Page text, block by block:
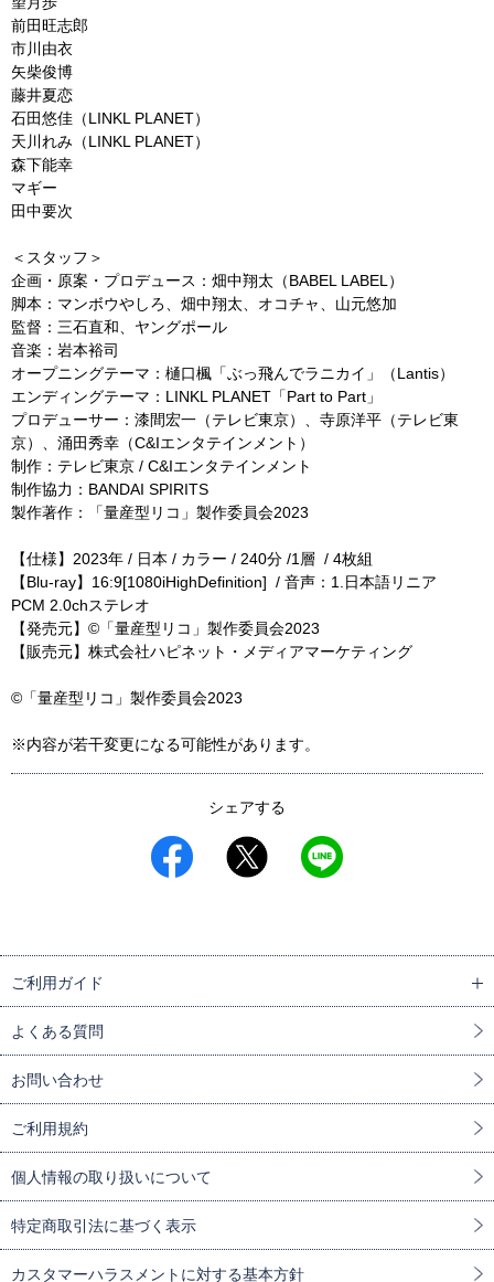
前田旺志郎
市川由衣
矢柴俊博
藤井夏恋
石田悠佳（LINKL PLANET）
天川れみ（LINKL PLANET）
森下能幸
マギー
田中要次
＜スタッフ＞
企画・原案・プロデュース：畑中翔太（BABEL LABEL）
脚本：マンボウやしろ、畑中翔太、オコチャ、山元悠加
監督：三石直和、ヤングポール
音楽：岩本裕司
オープニングテーマ：樋口楓「ぶっ飛んでラニカイ」（Lantis）
エンディングテーマ：LINKL PLANET「Part to Part」
プロデューサー：漆間宏一（テレビ東京）、寺原洋平（テレビ東
京）、涌田秀幸（C&Iエンタテインメント）
制作：テレビ東京 / C&Iエンタテインメント
制作協力：BANDAI SPIRITS
製作著作：「量産型リコ」製作委員会2023
【仕様】2023年 / 日本 / カラー / 240分 /1層 / 4枚組
【Blu-ray】16:9[1080iHighDefinition] / 音声：1.日本語リニア
PCM 2.0chステレオ
【発売元】©「量産型リコ」製作委員会2023
【販売元】株式会社ハピネット・メディアマーケティング
©「量産型リコ」製作委員会2023
※内容が若干変更になる可能性があります。
シェアする
ご利用ガイド
よくある質問
お問い合わせ
ご利用規約
個人情報の取り扱いについて
特定商取引法に基づく表示
カスタマーハラスメントに対する基本方針